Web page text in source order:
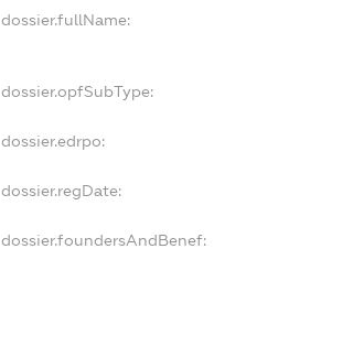
dossier.fullName:
dossier.opfSubType:
dossier.edrpo:
dossier.regDate:
dossier.foundersAndBenef: